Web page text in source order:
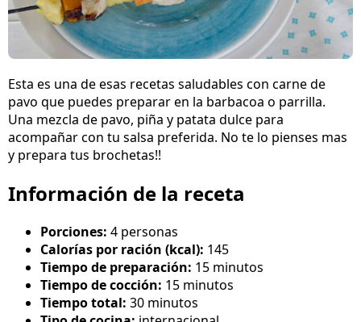
Esta es una de esas recetas saludables con carne de
pavo que puedes preparar en la barbacoa o parrilla.
Una mezcla de pavo, piña y patata dulce para
acompañar con tu salsa preferida. No te lo pienses mas
y prepara tus brochetas!!
Información de la receta
Porciones: 4 personas
Calorías por ración (kcal): 145
Tiempo de preparación: 15 minutos
Tiempo de cocción: 15 minutos
Tiempo total: 30 minutos